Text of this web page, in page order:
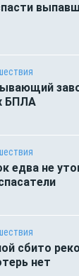
БПЛА
едва не
сбито
нет